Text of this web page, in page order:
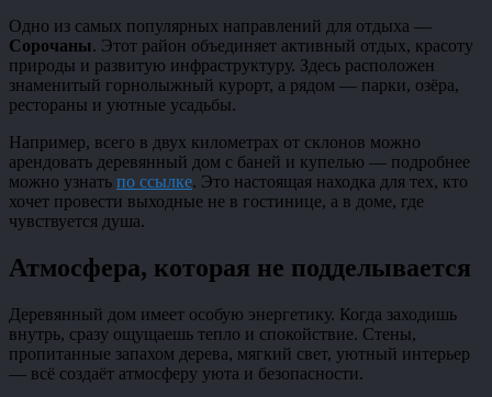
Одно из самых популярных направлений для отдыха —
Сорочаны. Этот район объединяет активный отдых, красоту
природы и развитую инфраструктуру. Здесь расположен
знаменитый горнолыжный курорт, а рядом — парки, озёра,
рестораны и уютные усадьбы.
Например, всего в двух километрах от склонов можно
арендовать деревянный дом с баней и купелью — подробнее
можно узнать по ссылке. Это настоящая находка для тех, кто
хочет провести выходные не в гостинице, а в доме, где
чувствуется душа.
Атмосфера, которая не подделывается
Деревянный дом имеет особую энергетику. Когда заходишь
внутрь, сразу ощущаешь тепло и спокойствие. Стены,
пропитанные запахом дерева, мягкий свет, уютный интерьер
— всё создаёт атмосферу уюта и безопасности.